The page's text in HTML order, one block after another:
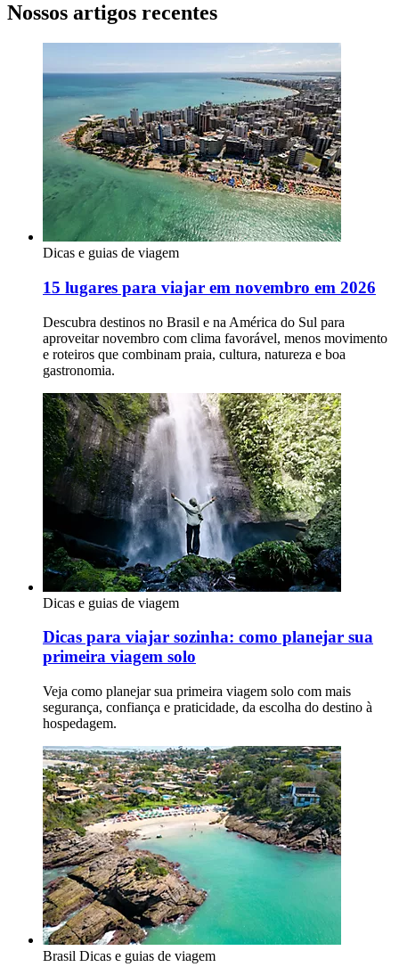
Nossos artigos recentes
Dicas e guias de viagem
15 lugares para viajar em novembro em 2026
Descubra destinos no Brasil e na América do Sul para
aproveitar novembro com clima favorável, menos movimento
e roteiros que combinam praia, cultura, natureza e boa
gastronomia.
Dicas e guias de viagem
Dicas para viajar sozinha: como planejar sua
primeira viagem solo
Veja como planejar sua primeira viagem solo com mais
segurança, confiança e praticidade, da escolha do destino à
hospedagem.
Brasil Dicas e guias de viagem